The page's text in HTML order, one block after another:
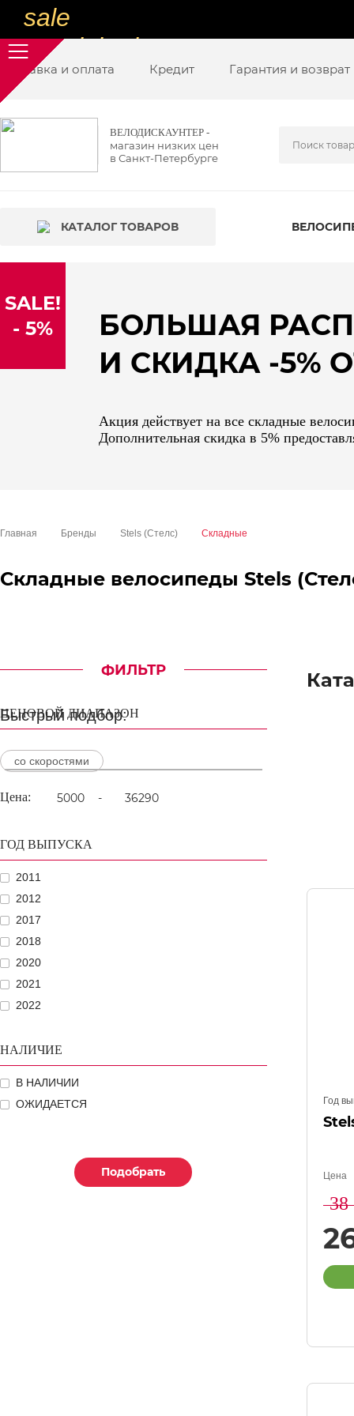
sale
special price
sale
низкие цены
вот дешево
special price
sale
надо брать
sale
Доставка и оплата Кредит Гарантия и возврат
ВЕЛОДИСКАУНТЕР -
магазин низких цен
в Санкт-Петербурге
КАТАЛОГ ТОВАРОВ
SALE!
- 5%
БОЛЬШАЯ
И СКИДКА -5%
Акция действует на все складные
Дополнительная скидка в 5%
Главная Бренды Stels (Стелс) Складные
Складные велосипеды Stels
ФИЛЬТР
Быстрый подбор:
со скоростями
ЦЕНОВОЙ ДИАПАЗОН
Цена: -
ГОД ВЫПУСКА
2011
2012
2017
2018
2020
2021
2022
НАЛИЧИЕ
В НАЛИЧИИ
ОЖИДАЕТСЯ
Подобрать
Подобрать
Подобрать
Год
Цена